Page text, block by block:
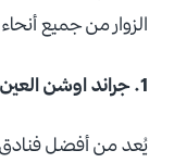
الزوار من جميع
1. جراند اوشن العين السخنة
يُعد من أفضل فنادق